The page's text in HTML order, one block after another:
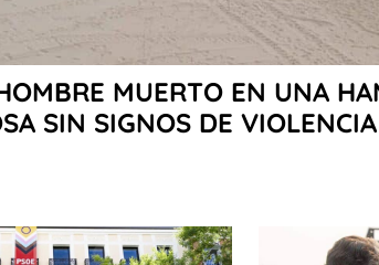
MUERTO EN UNA
SIN SIGNOS DE VIOLENCIA